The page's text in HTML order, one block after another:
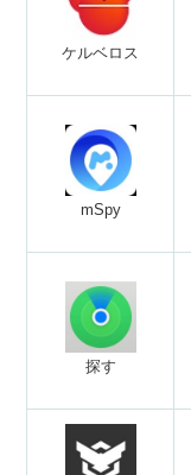
ケルベロス
mSpy
探す